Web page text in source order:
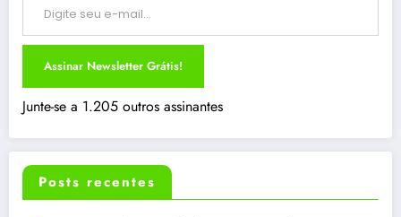
Assinar Newsletter Grátis!
Junte-se a 1.205 outros assinantes
Posts recentes